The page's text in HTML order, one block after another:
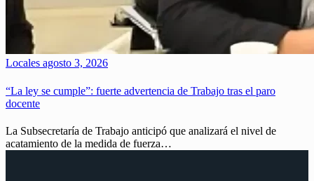
Locales agosto 3, 2026
“La ley se cumple”: fuerte advertencia de Trabajo tras el paro
docente
La Subsecretaría de Trabajo anticipó que analizará el nivel de
acatamiento de la medida de fuerza…